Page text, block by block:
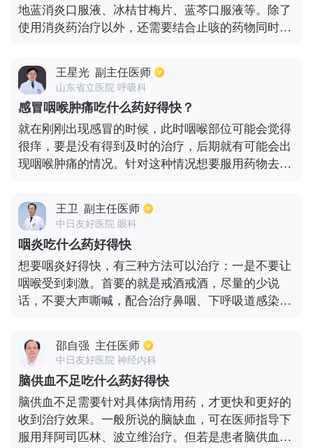
症处理。平时也可以多吃麦冬地黄茶、银耳百合粥、
蜂蜜柚子水、冰糖雪梨膏，来帮助止咳润肺治疗。风
环境要保持清洁、通风、凉爽，避免过度闷热的环
境，避免过度油腻、辛辣的食物。
地蓝消炎口服液、冰桔甘梅片、蓝芩口服液等。除了
使用消炎药治疗以外，还需要结合止咳的药物同时治
物，以清淡饮食为主，有利于病情的恢复。
王星光 副主任医师
山东省立医院 呼吸科
感冒咽喉肿痛吃什么药好得快？
就在刚刚出现感冒的时候，此时咽喉部位可能会觉得
很痒，要是没有得到及时的治疗，后期就有可能会出
现咽喉肿痛的情况。针对这种情况想要服用药物去治
解咽喉肿痛会有很好的疗效。同时还能选择非药物的
方式去进行改善，比如常见的方法就是在少商穴放
血，这样就能有效改善肺经的淤热，同时对于治疗咽
喉肿痛的症状也会有不错的效果。至于选择什么样的
方式，还是应该看自身的情况，或者也能遵从医嘱。
王卫 副主任医师
中日友好医院 眼科
咽炎吃什么药好得快
想要咽炎好得快，有三种方法可以治疗：一是不要让
咽喉受到刺激。首要的就是戒酒戒酒，尽量的少说
话，不要大声嘶喊，配合治疗鼻咽、下呼吸道感染，
霉素、庆大霉素、链霉素、地塞米松抗炎消肿的药
物，一起注射到雾化器内，患者可以通过含雾化器，
将雾化的药物吸入咽喉部。三是使用中药治疗，例如
铁笛丸和黄氏响声丸等。在平时大家一定要预防和治
疗急性喉炎，因为急性咽炎很有可能会演变成慢性咽
炎。
邵自强 主任医师
中日友好医院 神经内科
脑供血不足吃什么药好得快
脑供血不足需要针对具体病情用药，才更快和更好的
收到治疗效果。一般所说的脑缺血，可在医师指导下
服用拜阿司匹林、波立维治疗。但若是患者脑供血不